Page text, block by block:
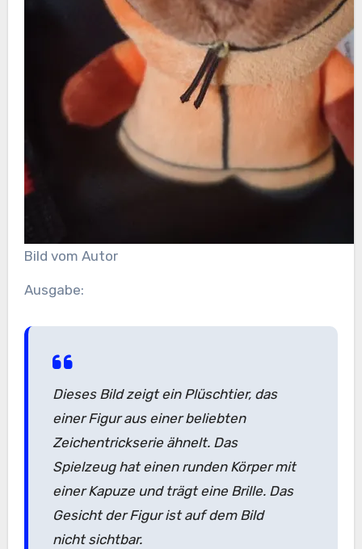
Bild vom Autor
Ausgabe:
Dieses Bild zeigt ein Plüschtier, das
einer Figur aus einer beliebten
Zeichentrickserie ähnelt. Das
Spielzeug hat einen runden Körper mit
einer Kapuze und trägt eine Brille. Das
Gesicht der Figur ist auf dem Bild
nicht sichtbar.